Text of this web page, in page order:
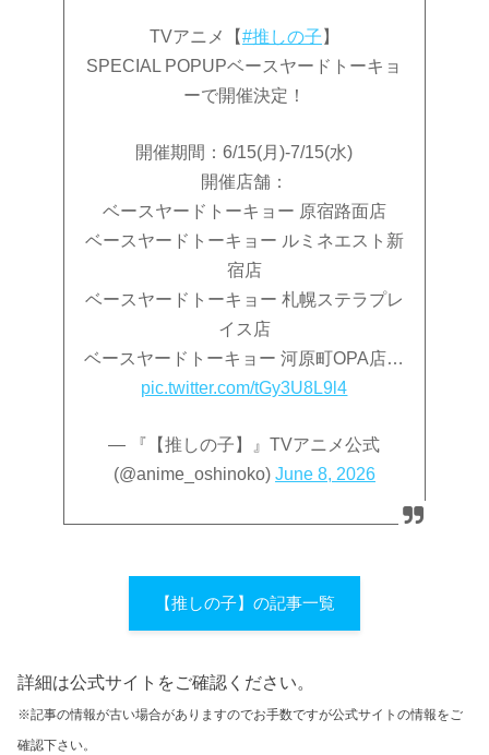
TVアニメ【#推しの子 】
SPECIAL POPUPベースヤードトーキョ
ーで開催決定！
開催期間：6/15(月)-7/15(水)
開催店舗：
ベースヤードトーキョー 原宿路面店
ベースヤードトーキョー ルミネエスト新
宿店
ベースヤードトーキョー 札幌ステラプレ
イス店
ベースヤードトーキョー 河原町OPA店…
pic.twitter.com/tGy3U8L9l4
— 『【推しの子】』TVアニメ公式
(@anime_oshinoko) June 8, 2026
【推しの子】の記事一覧
詳細は公式サイトをご確認ください。
※記事の情報が古い場合がありますのでお手数ですが公式サイトの情報をご
確認下さい。